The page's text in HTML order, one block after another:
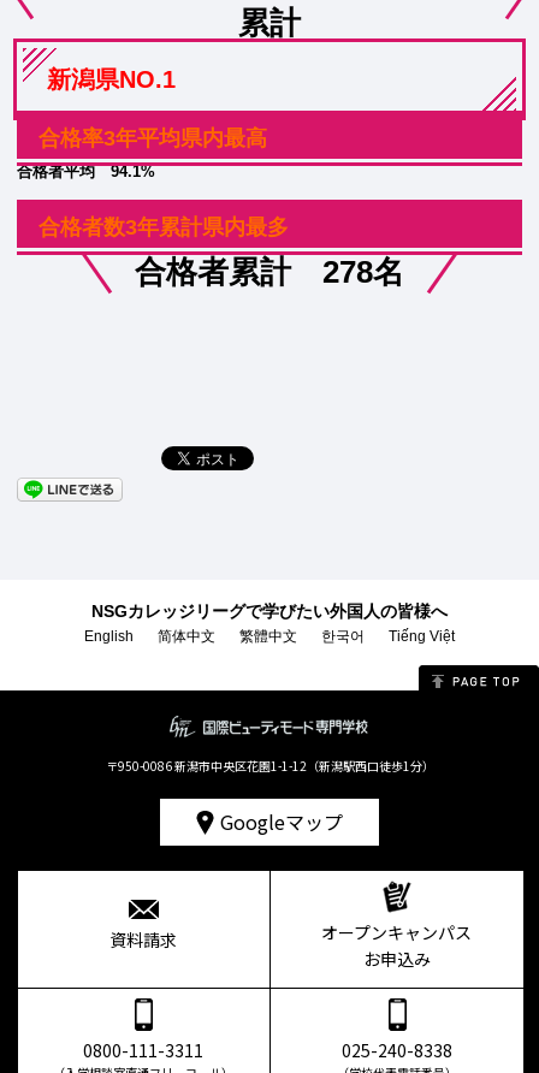
累計
新潟県NO.1
合格率3年平均県内最高
合格者平均 94.1%
合格者数3年累計県内最多
合格者累計 278名
NSGカレッジリーグで学びたい外国人の皆様へ
English 简体中文 繁體中文 한국어 Tiếng Việt
〒950-0086 新潟市中央区花園1-1-12（新潟駅西口徒歩1分）
Googleマップ
資料請求
オープンキャンパス
お申込み
0800-111-3311 025-240-8338